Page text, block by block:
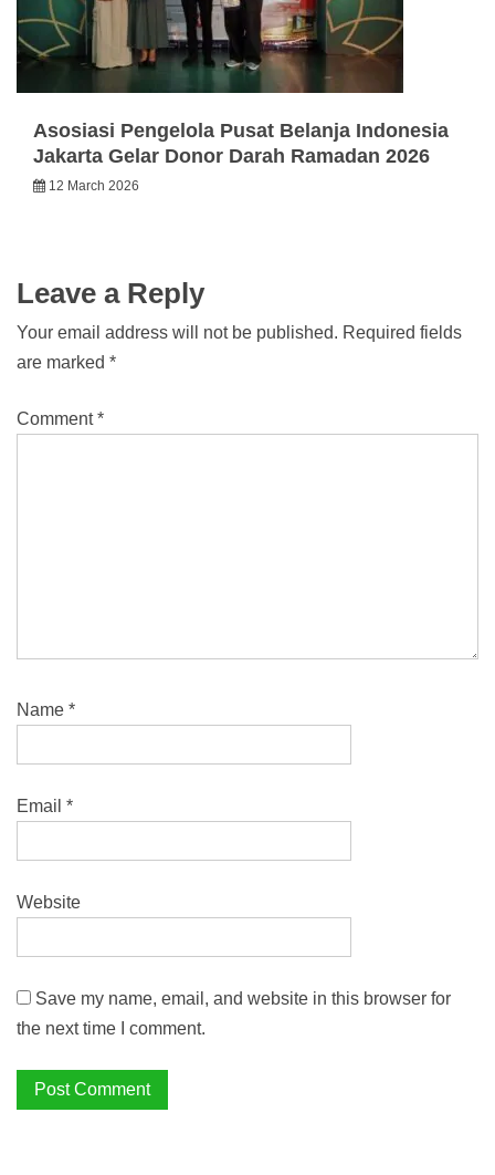
Asosiasi Pengelola Pusat Belanja Indonesia
Jakarta Gelar Donor Darah Ramadan 2026
12 March 2026
Leave a Reply
Your email address will not be published. Required fields
are marked *
Comment*
Name *
Email *
Website
Save my name, email, and website in this browser for
the next time I comment.